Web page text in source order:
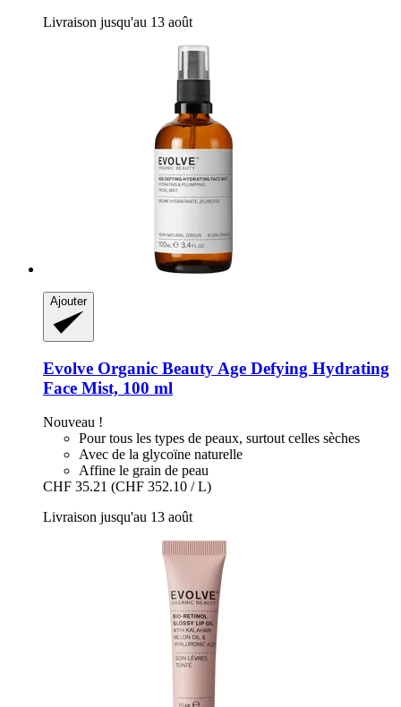
Livraison jusqu'au 13 août
Ajouter
Evolve Organic Beauty Age Defying Hydrating
Face Mist, 100 ml
Nouveau !
Pour tous les types de peaux, surtout celles sèches
Avec de la glycoïne naturelle
Affine le grain de peau
CHF 35.21 (CHF 352.10 / L)
Livraison jusqu'au 13 août